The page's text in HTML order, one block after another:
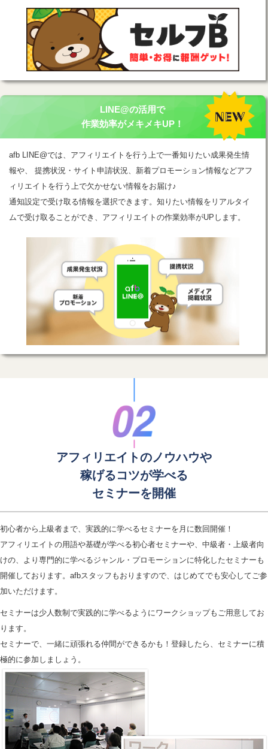
LINE@の活用で
作業効率がメキメキUP！
afb LINE@では、アフィリエイトを行う上で一番知りたい成果発生情
報や、 提携状況・サイト申請状況、新着プロモーション情報などアフ
ィリエイトを行う上で欠かせない情報をお届け♪
通知設定で受け取る情報を選択できます。知りたい情報をリアルタイ
ムで受け取ることができ、アフィリエイトの作業効率がUPします。
アフィリエイトのノウハウや
稼げるコツが学べる
セミナーを開催
初心者から上級者まで、実践的に学べるセミナーを月に数回開催！
アフィリエイトの用語や基礎が学べる初心者セミナーや、中級者・上級者向
けの、より専門的に学べるジャンル・プロモーションに特化したセミナーも
開催しております。afbスタッフもおりますので、はじめてでも安心してご参
加いただけます。
セミナーは少人数制で実践的に学べるようにワークショップもご用意してお
ります。
セミナーで、一緒に頑張れる仲間ができるかも！登録したら、セミナーに積
極的に参加しましょう。